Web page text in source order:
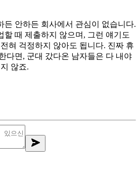
든 안하든 회사에서 관심이 없습니다.
할 때 제출하지 않으며, 그런 얘기도
혀 걱정하지 않아도 됩니다. 진짜 휴
다면, 군대 갔다온 남자들은 다 내야
않죠.